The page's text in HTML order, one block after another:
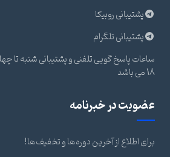
پشتیبانی روبیکا
پشتیبانی تلگرام
18 می باشد
عضویت در خبرنامه
برای اطلاع از آخرین دوره‌ها و تخفیف‌ها!